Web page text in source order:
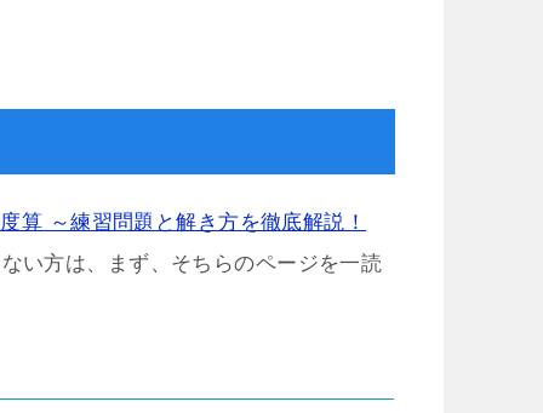
算 ～練習問題と解き方を徹底解説！
い方は、まず、そちらのページを一読